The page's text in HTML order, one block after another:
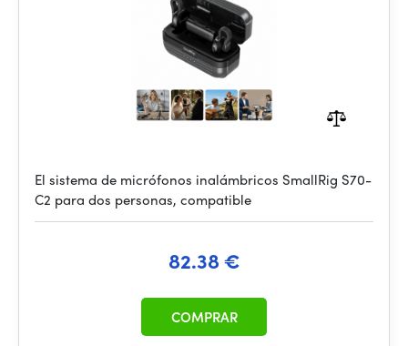
El sistema de micrófonos inalámbricos SmallRig S70-
C2 para dos personas, compatible
82.38 €
COMPRAR